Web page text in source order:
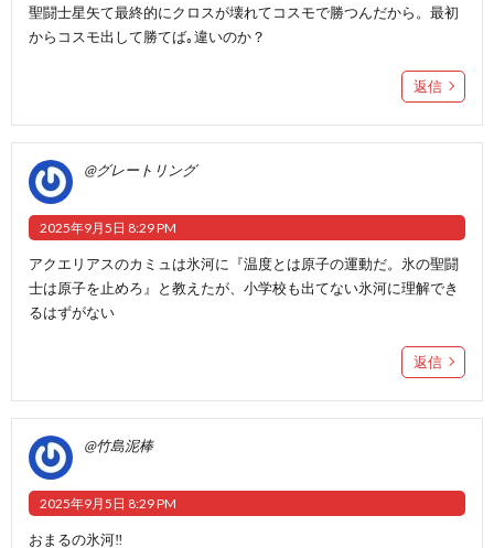
聖闘士星矢て最終的にクロスが壊れてコスモで勝つんだから。最初
からコスモ出して勝てば｡違いのか？
返信
@グレートリング
2025年9月5日 8:29 PM
アクエリアスのカミュは氷河に『温度とは原子の運動だ。氷の聖闘
士は原子を止めろ』と教えたが、小学校も出てない氷河に理解でき
るはずがない
返信
@竹島泥棒
2025年9月5日 8:29 PM
おまるの氷河‼️